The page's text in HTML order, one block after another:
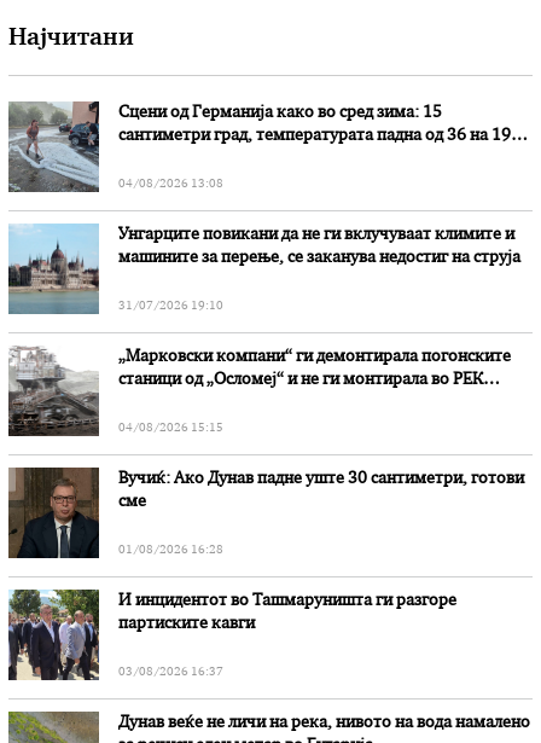
Најчитани
Сцени од Германија како во сред зима: 15
сантиметри град, температурата падна од 36 на 19
04/08/2026 13:08
Унгарците повикани да не ги вклучуваат климите и
машините за перење, се заканува недостиг на струја
31/07/2026 19:10
„Марковски компани“ ги демонтирала погонските
станици од „Осломеј“ и не ги монтирала во РЕК
04/08/2026 15:15
Вучиќ: Ако Дунав падне уште 30 сантиметри, готови
сме
01/08/2026 16:28
И инцидентот во Ташмаруништa ги разгоре
партиските кавги
03/08/2026 16:37
Дунав веќе не личи на река, нивото на вода намалено